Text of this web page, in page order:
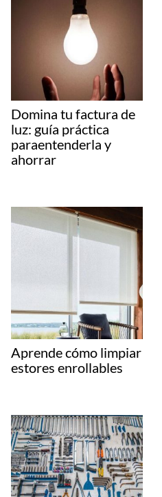
Domina tu factura de
luz: guía práctica
paraentenderla y
ahorrar
Aprende cómo limpiar
estores enrollables